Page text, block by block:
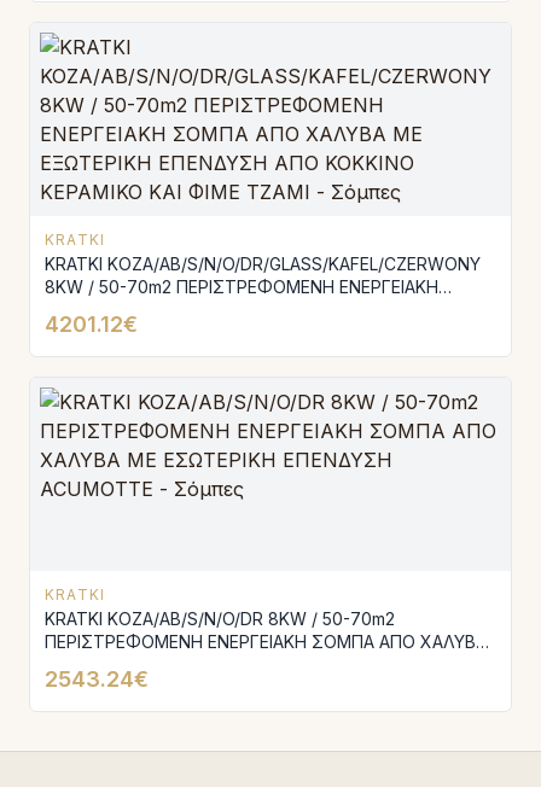
KRATKI
KRATKI KOZA/AB/S/N/O/DR/GLASS/KAFEL/CZERWONY
8KW / 50-70m2 ΠΕΡΙΣΤΡΕΦΟΜΕΝΗ ΕΝΕΡΓΕΙΑΚΗ
ΚΟΚΚΙΝΟ ΚΕΡΑΜΙΚΟ ΚΑΙ ΦΙΜΕ ΤΖΑΜΙ
4201.12€
KRATKI
KRATKI KOZA/AB/S/N/O/DR 8KW / 50-70m2
ΠΕΡΙΣΤΡΕΦΟΜΕΝΗ ΕΝΕΡΓΕΙΑΚΗ ΣΟΜΠΑ ΑΠΟ ΧΑΛΥΒΑ
2543.24€